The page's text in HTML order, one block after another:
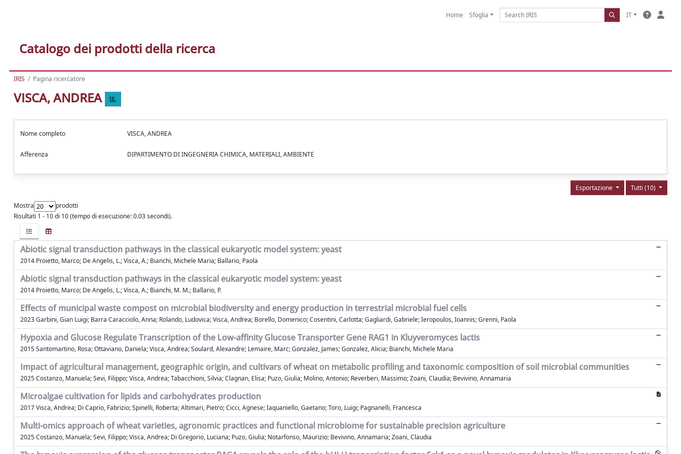
Home Sfoglia IT
Catalogo dei prodotti della ricerca
IRIS Pagina ricercatore
VISCA, ANDREA
Nome completo VISCA, ANDREA
Afferenza DIPARTIMENTO DI INGEGNERIA CHIMICA, MATERIALI, AMBIENTE
Tutti (10)
Esportazione
Mostra
prodotti
Risultati 1 - 10 di 10 (tempo di esecuzione: 0.03 secondi).
Abiotic signal transduction pathways in the classical eukaryotic model system: yeast
2014 Proietto, Marco; De Angelis, L.; Visca, A.; Bianchi, Michele Maria; Ballario, Paola
Abiotic signal transduction pathways in the classical eukaryotic model system: yeast
2014 Proietto, Marco; De Angelis, L.; Visca, A.; Bianchi, M. M.; Ballario, P.
Effects of municipal waste compost on microbial biodiversity and energy production in terrestrial microbial fuel cells
2023 Garbini, Gian Luigi; Barra Caracciolo, Anna; Rolando, Ludovica; Visca, Andrea; Borello, Domenico; Cosentini, Carlotta; Gagliardi, Gabriele; Ieropoulos, Ioannis; Grenni, Paola
Hypoxia and Glucose Regulate Transcription of the Low-affinity Glucose Transporter Gene RAG1 in Kluyveromyces lactis
2015 Santomartino, Rosa; Ottaviano, Daniela; Visca, Andrea; Soulard, Alexandre; Lemaire, Marc; Gonzalez, James; Gonzalez, Alicia; Bianchi, Michele Maria
Impact of agricultural management, geographic origin, and cultivars of wheat on metabolic profiling and taxonomic composition of soil microbial communities
2025 Costanzo, Manuela; Sevi, Filippo; Visca, Andrea; Tabacchioni, Silvia; Clagnan, Elisa; Puzo, Giulia; Molino, Antonio; Reverberi, Massimo; Zoani, Claudia; Bevivino, Annamaria
Microalgae cultivation for lipids and carbohydrates production
2017 Visca, Andrea; Di Caprio, Fabrizio; Spinelli, Roberta; Altimari, Pietro; Cicci, Agnese; Iaquaniello, Gaetano; Toro, Luigi; Pagnanelli, Francesca
Multi-omics approach of wheat varieties, agronomic practices and functional microbiome for sustainable precision agriculture
2025 Costanzo, Manuela; Sevi, Filippo; Visca, Andrea; Di Gregorio, Luciana; Puzo, Giulia; Notarfonso, Maurizio; Bevivino, Annamaria; Zoani, Claudia